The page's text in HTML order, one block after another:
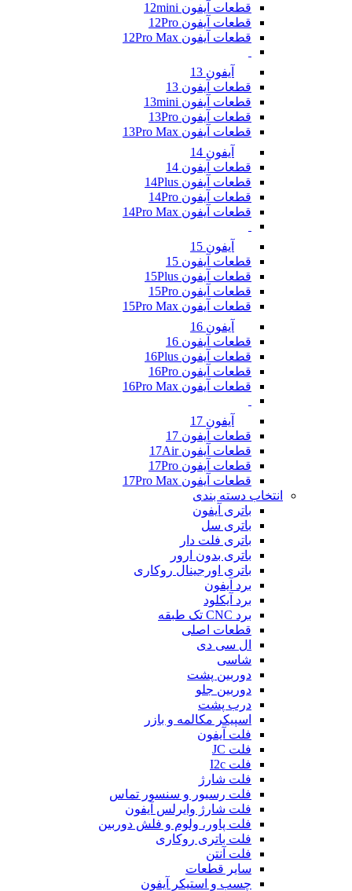
قطعات آیفون 12mini
قطعات آیفون 12Pro
قطعات آیفون 12Pro Max
آیفون 13
قطعات آیفون 13
قطعات آیفون 13mini
قطعات آیفون 13Pro
قطعات آیفون 13Pro Max
آیفون 14
قطعات آیفون 14
قطعات آیفون 14Plus
قطعات آیفون 14Pro
قطعات آیفون 14Pro Max
آیفون 15
قطعات آیفون 15
قطعات آیفون 15Plus
قطعات آیفون 15Pro
قطعات آیفون 15Pro Max
آیفون 16
قطعات آیفون 16
قطعات آیفون 16Plus
قطعات آیفون 16Pro
قطعات آیفون 16Pro Max
آیفون 17
قطعات آیفون 17
قطعات آیفون 17Air
قطعات آیفون 17Pro
قطعات آیفون 17Pro Max
انتخاب دسته بندی
باتری آیفون
باتری سل
باتری فلت دار
باتری بدون ارور
باتری اورجینال روکاری
برد آیفون
برد آیکلود
برد CNC تک طبقه
قطعات اصلی
ال سی دی
شاسی
دوربین پشت
دوربین جلو
درب پشت
اسپیکر مکالمه و بازر
فلت آیفون
فلت JC
فلت I2c
فلت شارژ
فلت رسیور و سنسور تماس
فلت شارژ وایرلس آیفون
فلت پاور، ولوم و فلش دوربین
فلت باتری روکاری
فلت آنتن
سایر قطعات
چسب و استیکر آیفون